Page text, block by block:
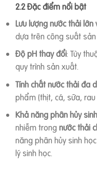
2.2 Đặc điểm nổi bật
Lưu lượng nước thải lớn
dựa trên công suất
Độ pH thay đổi: Tùy
quy trình sản xuất.
Tính chất nước thải đa
phẩm (thịt, cá, sữa,
Khả năng phân hủy
nhiễm trong nước thải
năng phân hủy sinh
lý sinh học.